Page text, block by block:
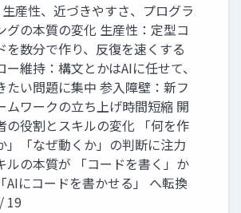
産性、近づきやすさ、プログラ
グの本質の変化 生産性：定型コ
を数分で作り、反復を速くする
ー維持：構文とかはAIに任せて、
たい問題に集中 参入障壁：新フ
ムワークの立ち上げ時間短縮 開
の役割とスキルの変化 「何を作
」「なぜ動くか」の判断に注力
ルの本質が 「コードを書く」か
AIにコードを書かせる」 へ転換
19